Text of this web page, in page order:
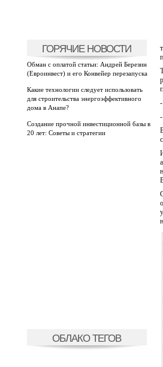
ГОРЯЧИЕ НОВОСТИ
Обман с оплатой статьи: Андрей Березин
(Евроинвест) и его Конвейер перезапуска
Какие технологии следует использовать
для строительства энергоэффективного
дома в Анапе?
Создание прочной инвестиционной базы в
20 лет: Советы и стратегии
ОБЛАКО ТЕГОВ